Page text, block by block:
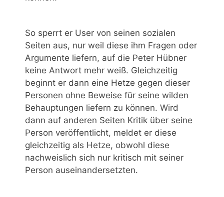
So sperrt er User von seinen sozialen
Seiten aus, nur weil diese ihm Fragen oder
Argumente liefern, auf die Peter Hübner
keine Antwort mehr weiß. Gleichzeitig
beginnt er dann eine Hetze gegen dieser
Personen ohne Beweise für seine wilden
Behauptungen liefern zu können. Wird
dann auf anderen Seiten Kritik über seine
Person veröffentlicht, meldet er diese
gleichzeitig als Hetze, obwohl diese
nachweislich sich nur kritisch mit seiner
Person auseinandersetzten.